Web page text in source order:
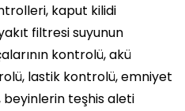
kaput kilidi
filtresi suyunun
kontrolü, akü
lastik kontrolü, emniyet
teşhis aleti